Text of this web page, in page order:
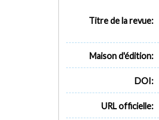
Titre de la revue:
Maison d'édition:
DOI:
URL officielle: